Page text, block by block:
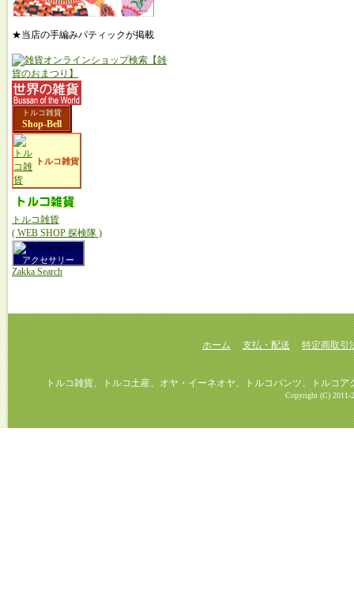
★当店の手編みパティックが掲載
トルコ雑貨
Shop-Bell
トルコ雑貨
トルコ雑貨
( WEB SHOP 探検隊 )
アクセサリー
Zakka Search
ホーム 支払・配送 特定商取引
トルコ雑貨、トルコ土産、オヤ・イーネオヤ、トルコパンツ、トルコアク
Copyright (C) 2011-